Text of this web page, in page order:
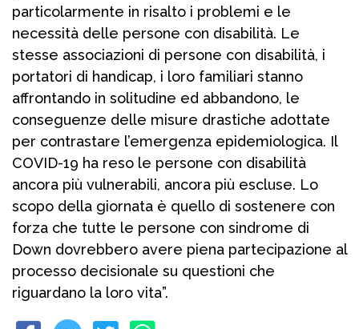
particolarmente in risalto i problemi e le
necessità delle persone con disabilità. Le
stesse associazioni di persone con disabilità, i
portatori di handicap, i loro familiari stanno
affrontando in solitudine ed abbandono, le
conseguenze delle misure drastiche adottate
per contrastare l’emergenza epidemiologica. Il
COVID-19 ha reso le persone con disabilità
ancora più vulnerabili, ancora più escluse. Lo
scopo della giornata è quello di sostenere con
forza che tutte le persone con sindrome di
Down dovrebbero avere piena partecipazione al
processo decisionale su questioni che
riguardano la loro vita”.